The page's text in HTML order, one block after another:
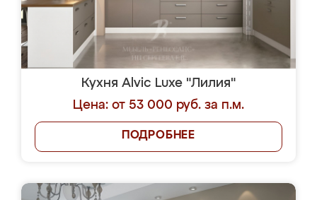
Кухня Alvic Luxe "Лилия"
Цена: от 53 000 руб. за п.м.
ПОДРОБНЕЕ